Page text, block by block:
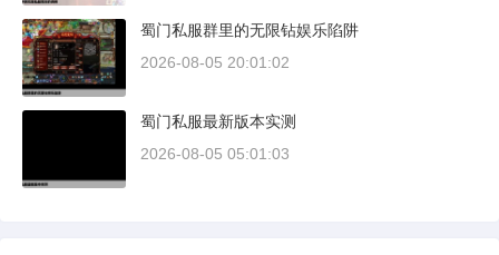
蜀门私服群里的无限钻娱乐陷阱
2026-08-05 20:01:02
蜀门私服最新版本实测
2026-08-05 05:01:03